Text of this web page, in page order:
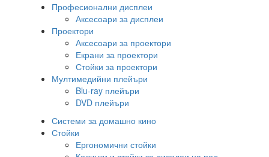
Професионални дисплеи
Аксесоари за дисплеи
Проектори
Аксесоари за проектори
Екрани за проектори
Стойки за проектори
Мултимедийни плейъри
Blu-ray плейъри
DVD плейъри
Системи за домашно кино
Стойки
Ергономични стойки